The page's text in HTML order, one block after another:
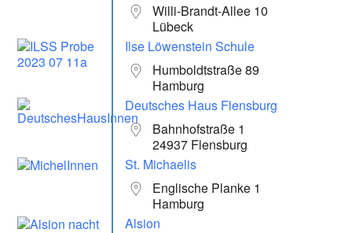
Willi-Brandt-Allee 10
Lübeck
Ilse Löwenstein Schule
Humboldtstraße 89
Hamburg
Deutsches Haus Flensburg
Bahnhofstraße 1
24937 Flensburg
St. Michaelis
Englische Planke 1
Hamburg
Alsion